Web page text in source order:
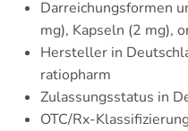
Darreichungsformen
mg), Kapseln (2 mg),
Hersteller in
ratiopharm
Zulassungsstatus in
OTC/Rx-